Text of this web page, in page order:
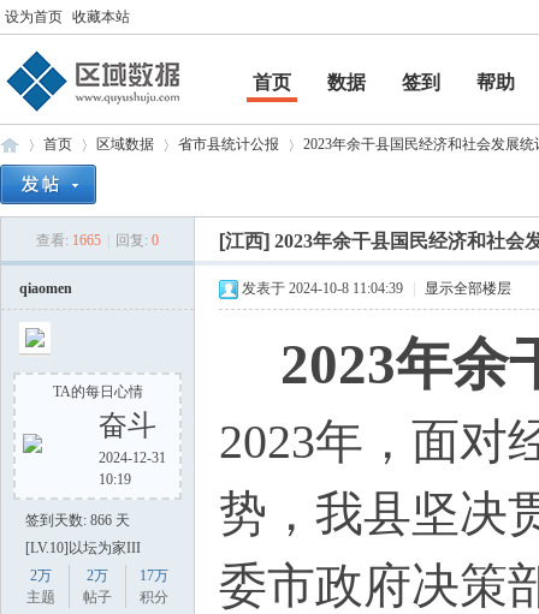
设为首页 收藏本站
首页 数据 签到
帮助
帮助
域
首页
›
区域数据
›
省市县统计公报
›
2023年余干县国民经济和社会发展统
查看: 1665 回复: 0 [江西] 2023年余干县国民经济和社会
qiaomen
TA的每日心情
奋斗
2024-12-31
10:19
签到天数: 866 天
[LV.10]以坛为家III
2万
主题
2万
帖子
17万
积分
发表于 2024-10-8 11:04:39 显示全部楼层
2023年余
2023年，面对
势，我县坚决
委市政府决策